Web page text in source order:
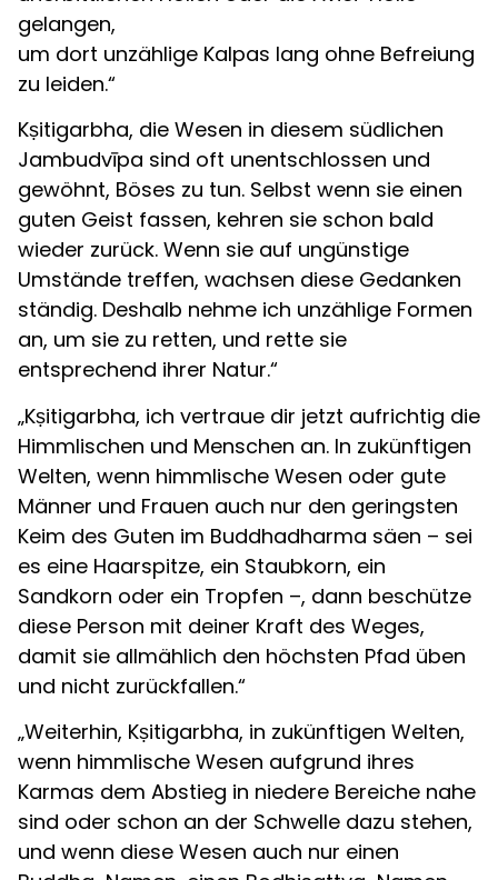
gelangen,
um dort unzählige Kalpas lang ohne Befreiung
zu leiden.“
Kṣitigarbha, die Wesen in diesem südlichen
Jambudvīpa sind oft unentschlossen und
gewöhnt, Böses zu tun. Selbst wenn sie einen
guten Geist fassen, kehren sie schon bald
wieder zurück. Wenn sie auf ungünstige
Umstände treffen, wachsen diese Gedanken
ständig. Deshalb nehme ich unzählige Formen
an, um sie zu retten, und rette sie
entsprechend ihrer Natur.“
„Kṣitigarbha, ich vertraue dir jetzt aufrichtig die
Himmlischen und Menschen an. In zukünftigen
Welten, wenn himmlische Wesen oder gute
Männer und Frauen auch nur den geringsten
Keim des Guten im Buddhadharma säen – sei
es eine Haarspitze, ein Staubkorn, ein
Sandkorn oder ein Tropfen –, dann beschütze
diese Person mit deiner Kraft des Weges,
damit sie allmählich den höchsten Pfad üben
und nicht zurückfallen.“
„Weiterhin, Kṣitigarbha, in zukünftigen Welten,
wenn himmlische Wesen aufgrund ihres
Karmas dem Abstieg in niedere Bereiche nahe
sind oder schon an der Schwelle dazu stehen,
und wenn diese Wesen auch nur einen